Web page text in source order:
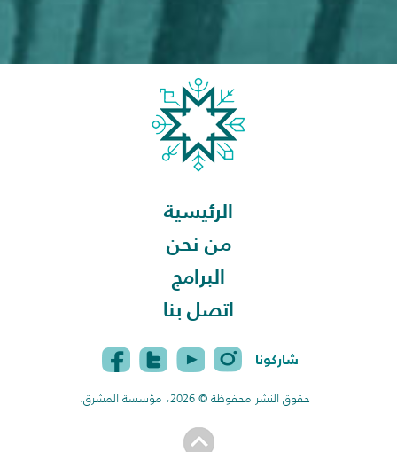
الرئيسية
من نحن
البرامج
اتصل بنا
شاركونا
حقوق النشر محفوظة © 2026، مؤسسة المشرق.